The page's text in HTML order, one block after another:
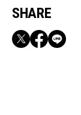
SHARE